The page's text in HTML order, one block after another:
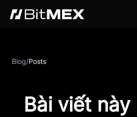
Blog/Posts
Bài viết